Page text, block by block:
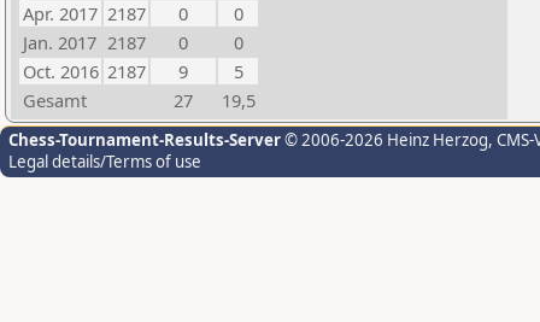
Apr. 2017 2187 0
0
Jan. 2017 2187 0
0
Oct. 2016 2187 9
5
Gesamt
27 19,5
Chess-Tournament-Results-Server© 2006-2026 Heinz Herzog,
Legal details/Terms of use